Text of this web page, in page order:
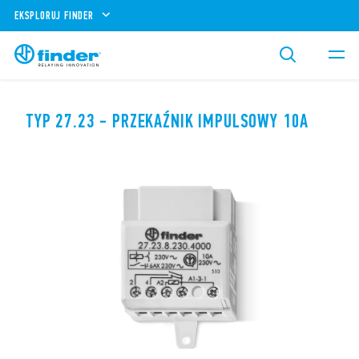
EKSPLORUJ FINDER
TYP 27.23 - PRZEKAŹNIK IMPULSOWY 10A